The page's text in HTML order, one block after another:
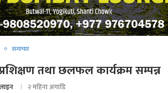
समाचार
तथा छलफल कार्यक्रम सम्पन्न
२ महिना अगाडि